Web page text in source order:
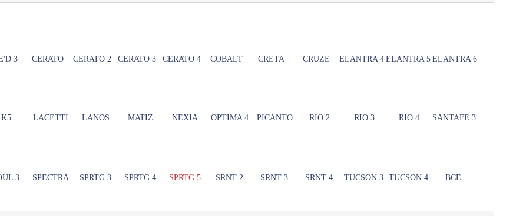
3 CERATO CERATO 2 CERATO 3 CERATO 4 COBALT CRETA CRUZE ELANTRA 4ELANTRA 5ELANTRA 6
K5 LACETTI LANOS MATIZ NEXIA OPTIMA 4 PICANTO RIO 2 RIO 3 RIO 4 SANTAFE 3
3 SPECTRA SPRTG 3 SPRTG 4 SPRTG 5 SRNT 2 SRNT 3 SRNT 4 TUCSON 3 TUCSON 4 ВСЕ